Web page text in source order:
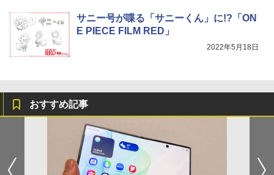
サニー号が喋る「サニーくん」に!?「ON
E PIECE FILM RED」
2022年5月18日
おすすめ記事